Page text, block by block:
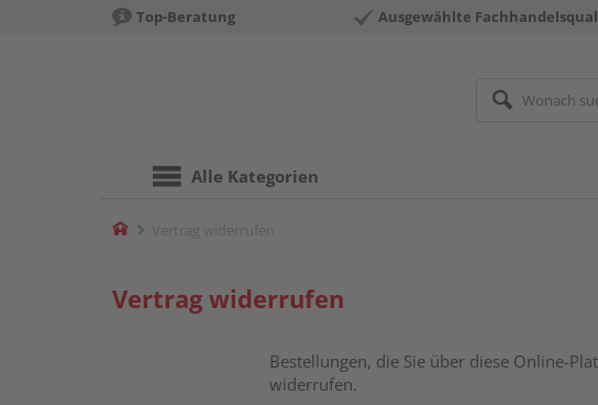
Top-Beratung Ausgewählte
Alle Kategorien
Home
Vertrag widerrufen
Bestellungen, die Sie über diese Online-
widerrufen.